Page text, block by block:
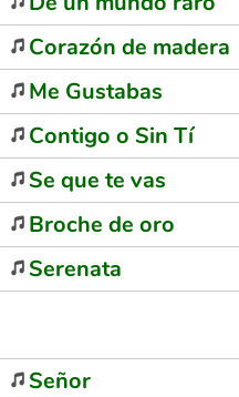
Corazón de madera
Me Gustabas
Contigo o Sin Tí
Se que te vas
Broche de oro
Serenata
Señor